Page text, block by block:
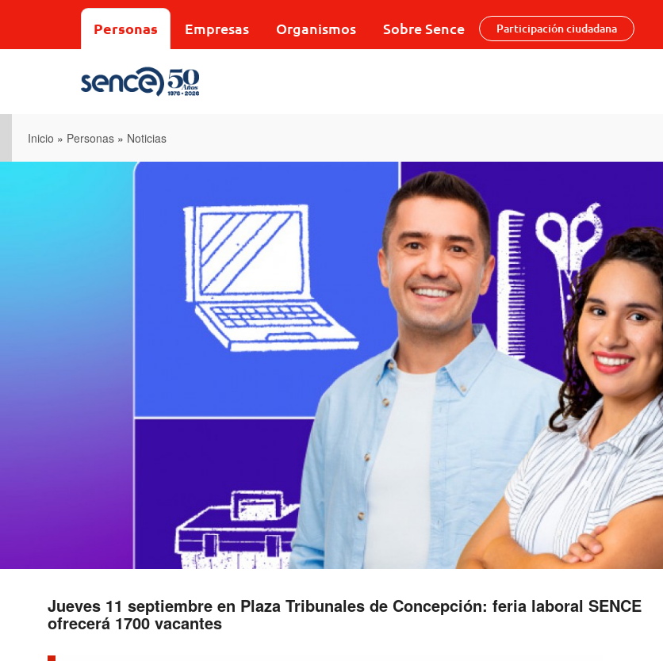
Personas Empresas Organismos Sobre Sence Participación ciudadana
Inicio » Personas » Noticias
Jueves 11 septiembre en Plaza Tribunales de Concepción: feria laboral SENCE
ofrecerá 1700 vacantes